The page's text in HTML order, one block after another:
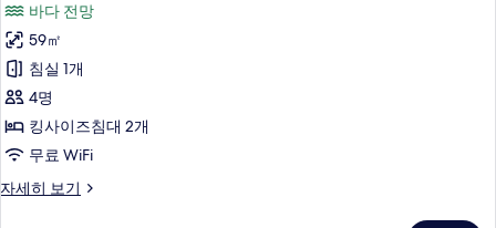
진
모
두
보
기
트
오
션
뷰
자
세
히
보
스
위
트
오
션
사
바다 전망
59㎡
침실 1개
4명
킹사이즈침대 2개
무료 WiFi
자세히 보기
코